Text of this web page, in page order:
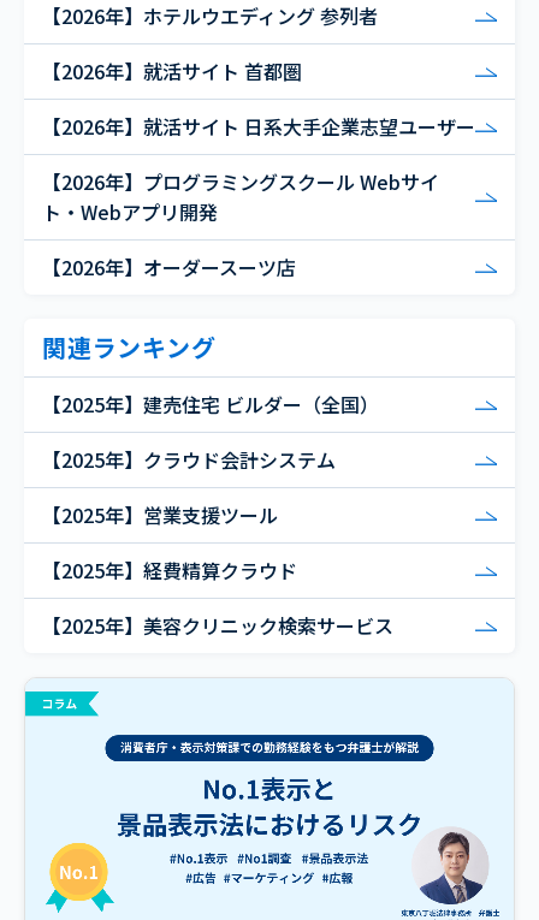
【2026年】ホテルウエディング 参列者
【2026年】就活サイト 首都圏
【2026年】就活サイト 日系大手企業志望ユーザー
【2026年】プログラミングスクール Webサイ
ト・Webアプリ開発
【2026年】オーダースーツ店
関連ランキング
【2025年】建売住宅 ビルダー（全国）
【2025年】クラウド会計システム
【2025年】営業支援ツール
【2025年】経費精算クラウド
【2025年】美容クリニック検索サービス